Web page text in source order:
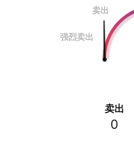
卖出
强烈卖出
卖出
0